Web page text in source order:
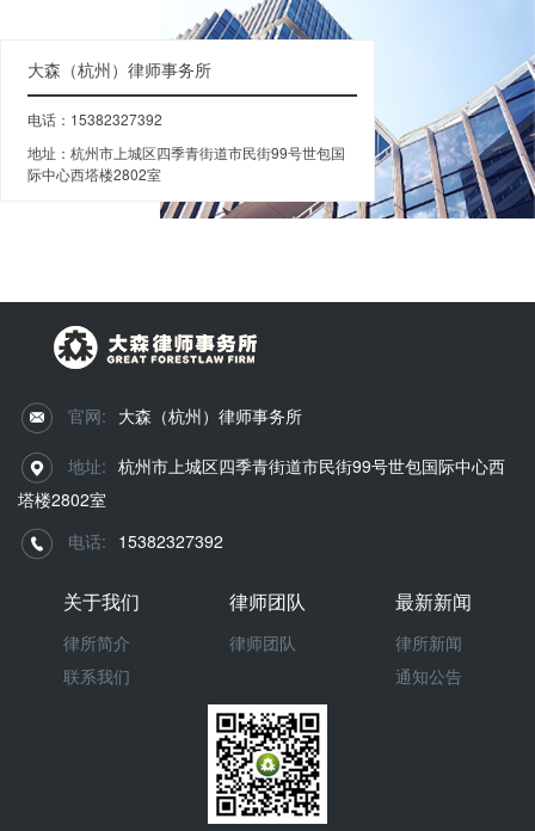
大森（杭州）律师事务所
电话：15382327392
地址：杭州市上城区四季青街道市民街99号世包国
际中心西塔楼2802室
官网: 大森（杭州）律师事务所
地址: 杭州市上城区四季青街道市民街99号世包国际中心西
塔楼2802室
电话: 15382327392
关于我们
律所简介
联系我们
律师团队
律师团队
最新新闻
律所新闻
通知公告